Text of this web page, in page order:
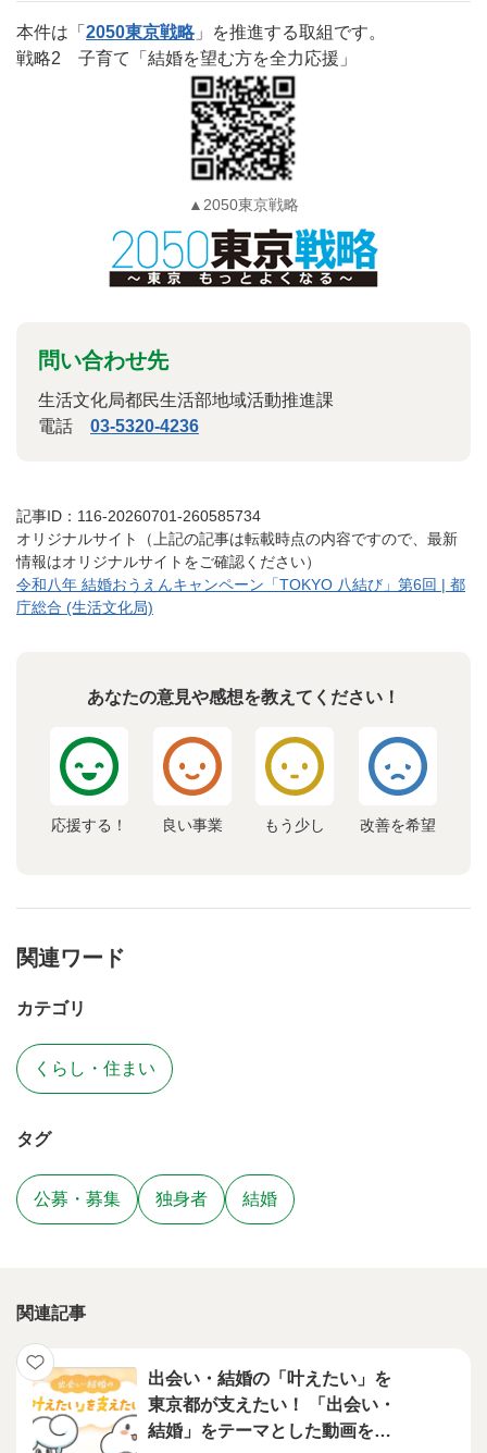
本件は「 2050東京戦略」を推進する取組です。
戦略2 子育て「結婚を望む方を全力応援」
▲2050東京戦略
問い合わせ先
生活文化局都民生活部地域活動推進課
電話 03-5320-4236
記事ID：116-20260701-260585734
オリジナルサイト（上記の記事は転載時点の内容ですので、最新
情報はオリジナルサイトをご確認ください）
令和八年 結婚おうえんキャンペーン「TOKYO 八結び」第6回 | 都
庁総合 (生活文化局)
あなたの意見や感想を教えてください！
応援する！ 良い事業 もう少し 改善を希望
関連ワード
カテゴリ
くらし・住まい
タグ
公募・募集 独身者 結婚
関連記事
出会い・結婚の「叶えたい」を
東京都が支えたい！ 「出会い・
結婚」をテーマとした動画を公